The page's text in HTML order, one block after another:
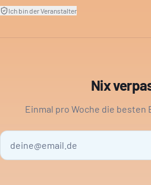
Ich bin der Veranstalter
Nix
Einmal pro Woche die besten